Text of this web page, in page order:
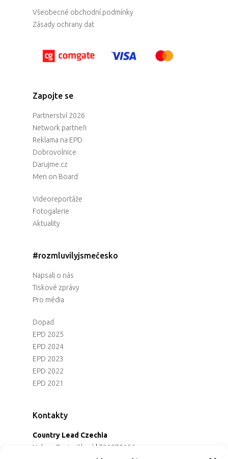
Všeobecné obchodní podmínky
Zásady ochrany dat
Zapojte se
Partnerství 2026
Network partneři
Reklama na EPD
Dobrovolnice
Darujme.cz
Men on Board
Videoreportáže
Fotogalerie
Aktuality
#rozmluvilyjsmečesko
Napsali o nás
Tiskové zprávy
Pro média
Dopad
EPD 2025
EPD 2024
EPD 2023
EPD 2022
EPD 2021
Kontakty
Country Lead Czechia
Helena Dreiseitlová | 731970136